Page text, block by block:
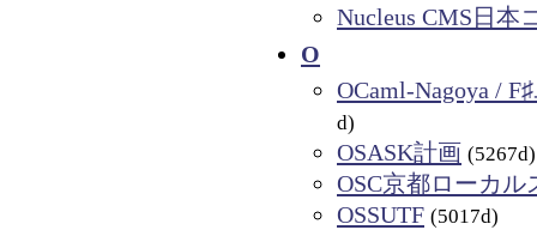
Nucleus CMS日本
O
OCaml-Nagoya /
d)
OSASK計画 (5267d)
OSC京都ローカル
OSSUTF (5017d)